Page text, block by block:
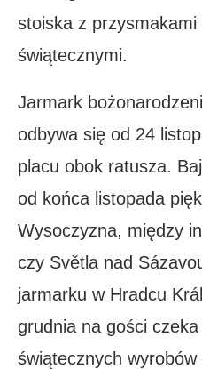
stoiska z przysmakami
świątecznymi.
Jarmark
odbywa się od 24
placu obok ratusza.
od końca listopada
Wysoczyzna, między
czy Světla nad
jarmarku w Hradcu
grudnia na gości
świątecznych